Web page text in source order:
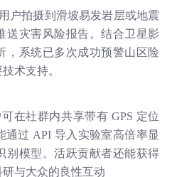
户拍摄到滑坡易发岩层或地震
送灾害风险报告。结合卫星影
，系统已多次成功预警山区险
术支持。
在社群内共享带有 GPS 定位
通过 API 导入实验室高倍率显
别模型。活跃贡献者还能获得
与大众的良性互动